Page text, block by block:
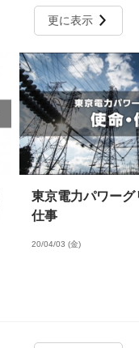
更に表示
東京電力パワー
仕事
20/04/03 (金)